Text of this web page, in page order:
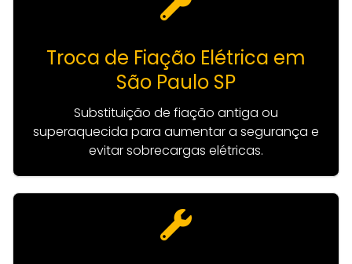
Troca de Fiação Elétrica em
São Paulo SP
Substituição de fiação antiga ou
superaquecida para aumentar a segurança e
evitar sobrecargas elétricas.